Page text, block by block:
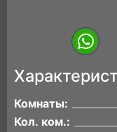
Комнаты:
Кол. ком.: